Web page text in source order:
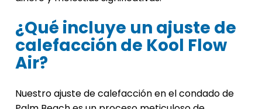
¿Qué incluye un ajuste de
calefacción de Kool Flow
Air?
Nuestro ajuste de calefacción en el condado de